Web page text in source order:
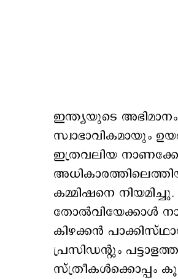
ഇന്ത്യയുടെ
സ്വാഭാവികമായും
ഇത്രവലിയ
കമ്മിഷനെ
തോല്‍വിയേക്കാള്‍
കിഴക്കന്‍
പ്രസിഡന്‍റും